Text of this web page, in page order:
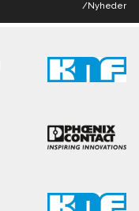
/Nyheder